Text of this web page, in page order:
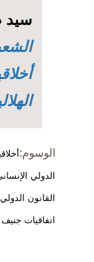
سيد
الوسوم:
الدولي
القانون
اتفاقيات جنيف